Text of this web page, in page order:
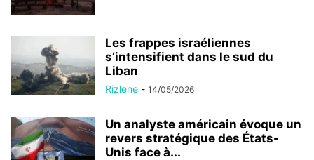
Les frappes israéliennes
s’intensifient dans le sud du
Liban
Rizlene - 14/05/2026
Un analyste américain évoque un
revers stratégique des États-
Unis face à...